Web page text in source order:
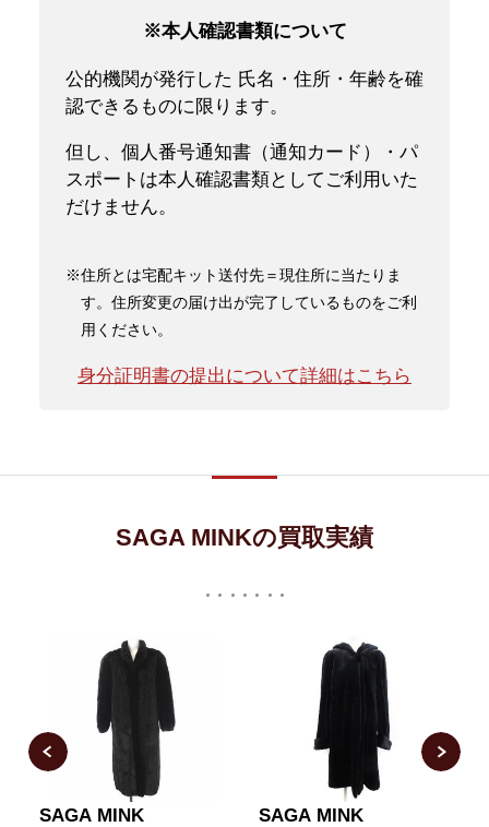
※本人確認書類について
公的機関が発行した 氏名・住所・年齢を確
認できるものに限ります。
但し、個人番号通知書（通知カード）・パ
スポートは本人確認書類としてご利用いた
だけません。
※住所とは宅配キット送付先＝現住所に当たりま
す。住所変更の届け出が完了しているものをご利
用ください。
身分証明書の提出について詳細はこちら
SAGA MINKの買取実績
SAGA MINK SAGA MINK